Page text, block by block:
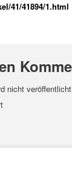
41/41894/1.html
nicht